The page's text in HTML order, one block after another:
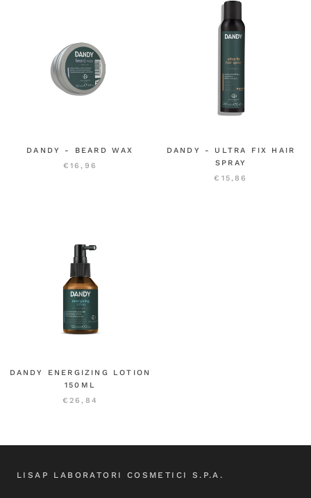
DANDY - BEARD WAX
€16,96
DANDY - ULTRA FIX HAIR
SPRAY
€15,86
DANDY ENERGIZING LOTION
150ML
€26,84
LISAP LABORATORI COSMETICI S.P.A.